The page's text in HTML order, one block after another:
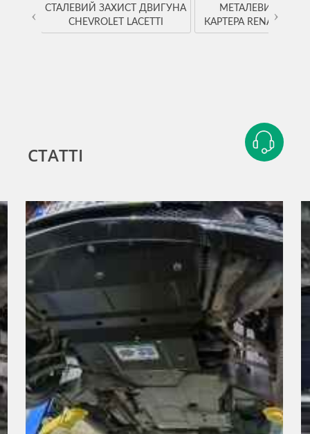
СТАЛЕВИЙ ЗАХИСТ ДВИГУНА
CHEVROLET LACETTI
МЕТАЛЕВИЙ
КАРТЕРА RENAULT
‹ ›
СТАТТІ